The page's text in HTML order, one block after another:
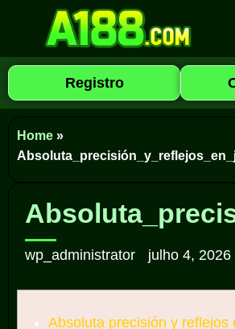
Registro
Home »
wp_administrator julho 4, 2026
Absoluta precisión y reflejos